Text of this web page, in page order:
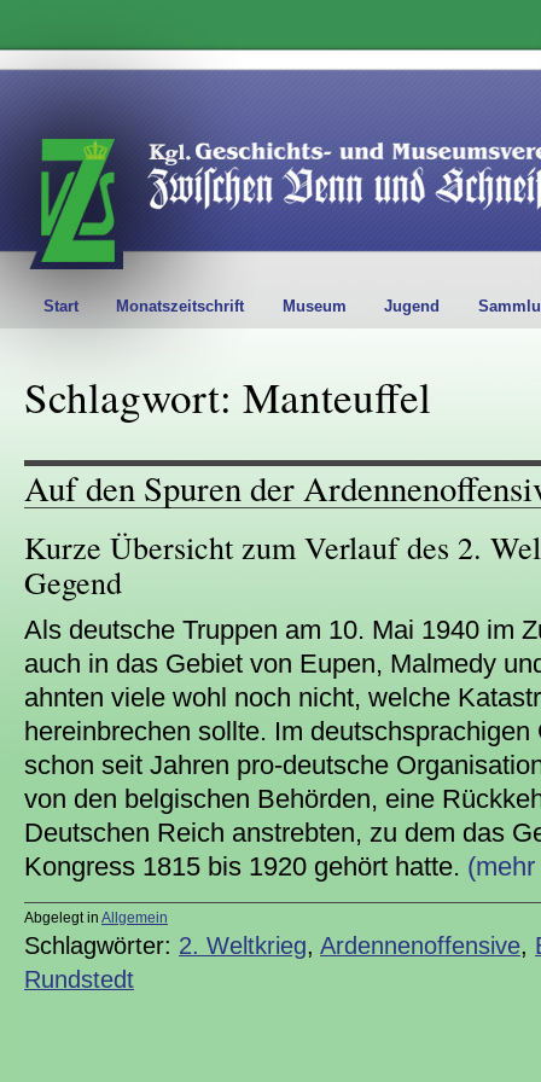
Start Monatszeitschrift Museum Jugend
Schlagwort: Manteuffel
Auf den Spuren der
Kurze Übersicht zum Verlauf des 2.
Gegend
Als deutsche Truppen am 10. Mai 1940 im
auch in das Gebiet von Eupen, Malmedy
ahnten viele wohl noch nicht, welche
hereinbrechen sollte. Im
schon seit Jahren pro-deutsche
von den belgischen Behörden, eine
Deutschen Reich anstrebten, zu dem das
Kongress 1815 bis 1920 gehört hatte.
Abgelegt in Allgemein
Schlagwörter: 2. Weltkrieg, Ardennenoffensive,
Rundstedt